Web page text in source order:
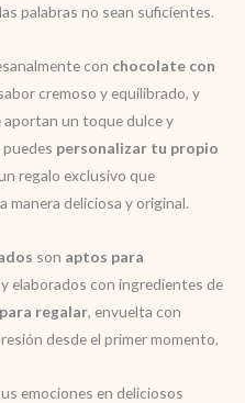
palabras no sean suficientes.
con chocolate con
cremoso y equilibrado, y
aportan un toque dulce y
personalizar tu propio
regalo exclusivo que
deliciosa y original.
son aptos para
y elaborados con ingredientes de
regalar, envuelta con
desde el primer momento.
emociones en deliciosos